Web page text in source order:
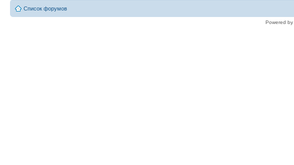
Список форумов
Powered by